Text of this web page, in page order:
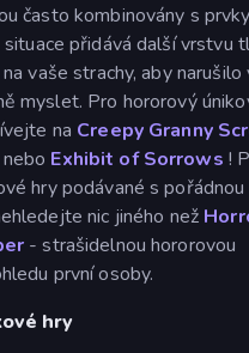
často kombinovány s prvky
situace přidává další vrstvu
vaše strachy, aby narušilo
myslet. Pro hororový
na Creepy Granny
nebo Exhibit of Sorrows !
hry podávané s pořádnou
nic jiného než
- strašidelnou hororovou
první osoby.
hry